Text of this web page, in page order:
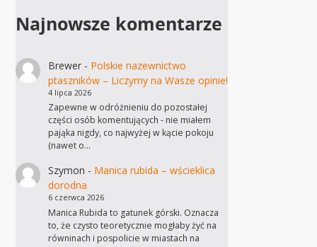
Najnowsze komentarze
Brewer- Polskie nazewnictwo
ptaszników – Liczymy na Wasze opinie!
4 lipca 2026
Zapewne w odróżnieniu do pozostałej
części osób komentujących - nie miałem
pająka nigdy, co najwyżej w kącie pokoju
(nawet o…
Szymon - Manica rubida – wścieklica
dorodna
6 czerwca 2026
Manica Rubida to gatunek górski. Oznacza
to, że czysto teoretycznie mogłaby żyć na
równinach i pospolicie w miastach na